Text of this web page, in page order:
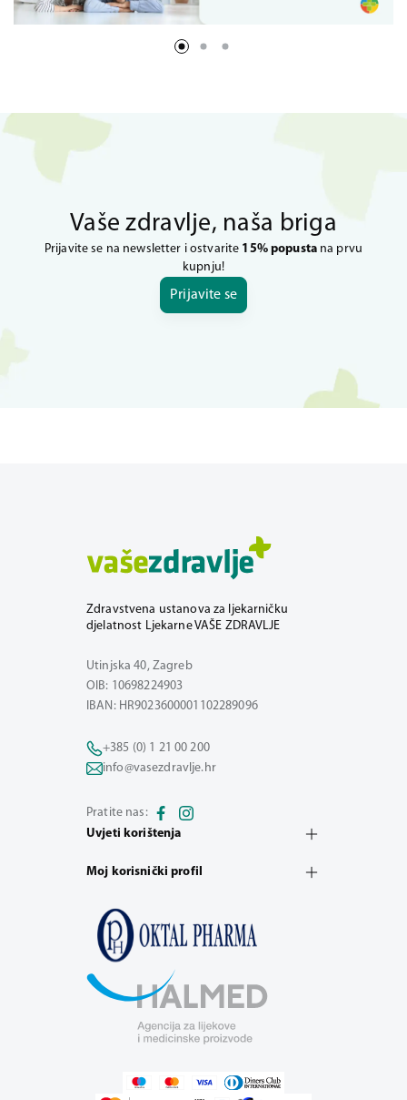
Vaše zdravlje, naša briga
Prijavite se na newsletter i ostvarite 15% popustana prvu
kupnju!
Prijavite se
Zdravstvena ustanova za ljekarničku
djelatnost Ljekarne VAŠE ZDRAVLJE
Utinjska 40, Zagreb
OIB: 10698224903
IBAN: HR9023600001102289096
+385 (0) 1 21 00 200
info@vasezdravlje.hr
Pratite nas:
Uvjeti korištenja
Moj korisnički profil